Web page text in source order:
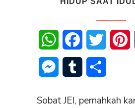
WhatsAppFacebookTwitter
Messenger
Tumblr
Sobat JEI, pernahkah